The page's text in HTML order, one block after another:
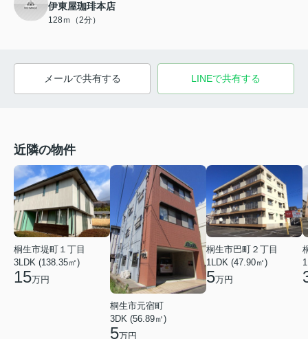
伊東屋珈琲本店
128ｍ（2分）
メールで共有する LINEで共有する
近隣の物件
桐生市堤町１丁目
3LDK (138.35㎡)
15万円
桐生市元宿町
3DK (56.89㎡)
5万円
桐生市巴町２丁目
1LDK (47.90㎡)
5万円